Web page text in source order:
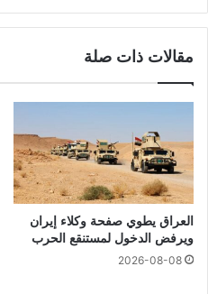
مقالات ذات صلة
العراق يطوي صفحة وكلاء إيران
ويرفض الدخول لمستنقع الحرب
2026-08-08